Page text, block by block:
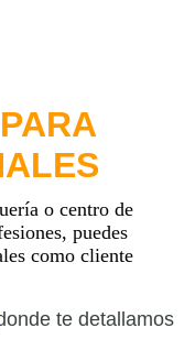
o centro de
puedes
como cliente
te detallamos